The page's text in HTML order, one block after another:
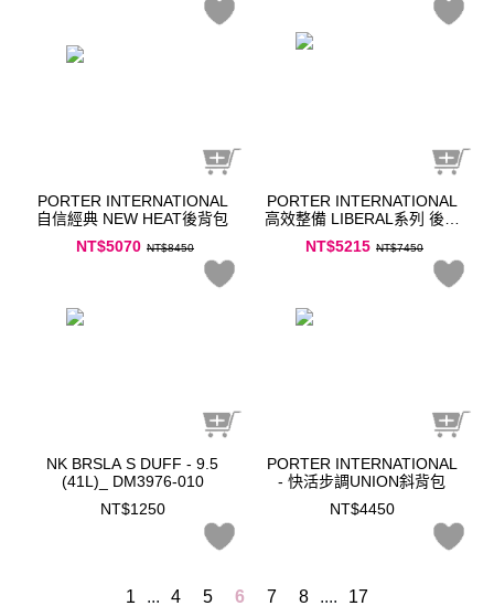
PORTER INTERNATIONAL
自信經典 NEW HEAT後背包
NT$5070 NT$8450
PORTER INTERNATIONAL
高效整備 LIBERAL系列 後背
NT$5215 NT$7450
NK BRSLA S DUFF - 9.5
(41L)_ DM3976-010
NT$1250
PORTER INTERNATIONAL
- 快活步調UNION斜背包
NT$4450
1 ... 4 5 6 7 8 ....
17